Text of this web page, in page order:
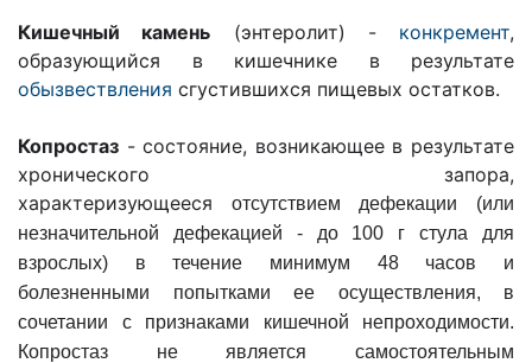
Кишечный камень (энтеролит) - конкремент,
образующийся в кишечнике в результате
обызвествления сгустившихся пищевых остатков.
Копростаз - состояние, возникающее в результате
хронического запора,
характеризующееся отсутствием дефекации (или
незначительной дефекацией - до 100 г стула для
взрослых) в течение минимум 48 часов и
болезненными попытками ее осуществления, в
сочетании с признаками кишечной непроходимости.
Копростаз не является самостоятельным